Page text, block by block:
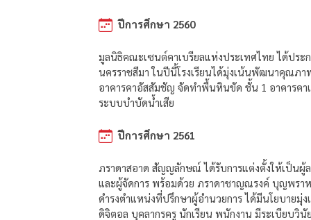
ปีการศึกษา 2560
มูลนิธิคณะเซนต์คาเบรียลแห่งประเทศไทย ได้ปร
นครราชสีมา ในปีนี้โรงเรียนได้มุ่งเน้นพัฒนาคุณภ
อาคารคาอัสสัมชัญ จัดทำพื้นหินขัด ชั้น 1 อาคารคา
ระบบบำบัดน้ำเสีย
ปีการศึกษา 2561
ภราดาสอาด สัญญลักษณ์ ได้รับการแต่งตั้งให้เป็น
และผู้จัดการ พร้อมด้วย ภราดาชาญณรงค์ บุญพรา
ดำรงตำแหน่งที่ปรึกษาผู้อำนวยการ ได้มีนโยบายมุ่
ดิจิตอล บุคลากรครู นักเรียน พนักงาน มีระเบียบวินั